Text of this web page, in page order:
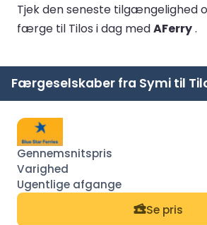
Tjek den seneste tilgængelighed
færge til Tilos i dag medAFerry.
Færgeselskaber fra Symi til
Se pris